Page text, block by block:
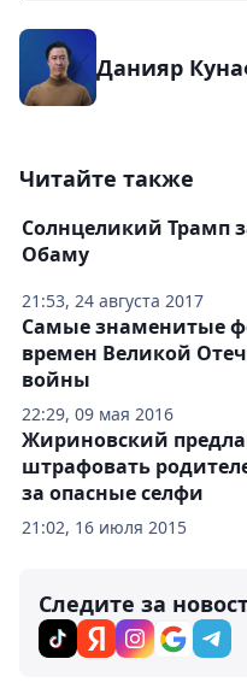
Данияр
Читайте также
21:53, 24 августа 2017
Солнцеликий Трамп
Обаму
22:29, 09 мая 2016
Самые знаменитые
времен Великой
войны
21:02, 16 июля 2015
Жириновский
штрафовать
за опасные селфи
Следите за